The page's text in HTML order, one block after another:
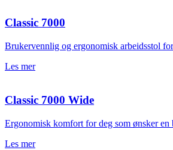
Classic 7000
Brukervennlig og ergonomisk arbeidsstol
Les mer
Classic 7000 Wide
Ergonomisk komfort for deg som ønsker en
Les mer